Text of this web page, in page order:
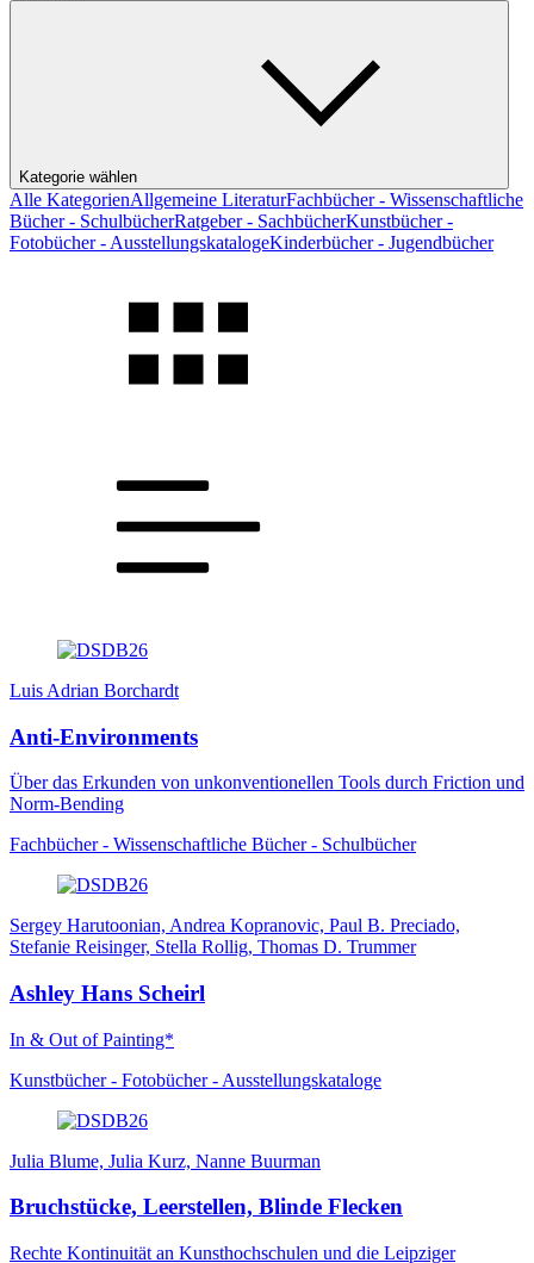
Kategorie wählen
Alle KategorienAllgemeine LiteraturFachbücher - Wissenschaftliche
Bücher - SchulbücherRatgeber - SachbücherKunstbücher -
Fotobücher - AusstellungskatalogeKinderbücher - Jugendbücher
Luis Adrian Borchardt
Anti-Environments
Über das Erkunden von unkonventionellen Tools durch Friction und
Norm-Bending
Fachbücher - Wissenschaftliche Bücher - Schulbücher
Sergey Harutoonian, Andrea Kopranovic, Paul B. Preciado,
Stefanie Reisinger, Stella Rollig, Thomas D. Trummer
Ashley Hans Scheirl
In & Out of Painting*
Kunstbücher - Fotobücher - Ausstellungskataloge
Julia Blume, Julia Kurz, Nanne Buurman
Bruchstücke, Leerstellen, Blinde Flecken
Rechte Kontinuität an Kunsthochschulen und die Leipziger